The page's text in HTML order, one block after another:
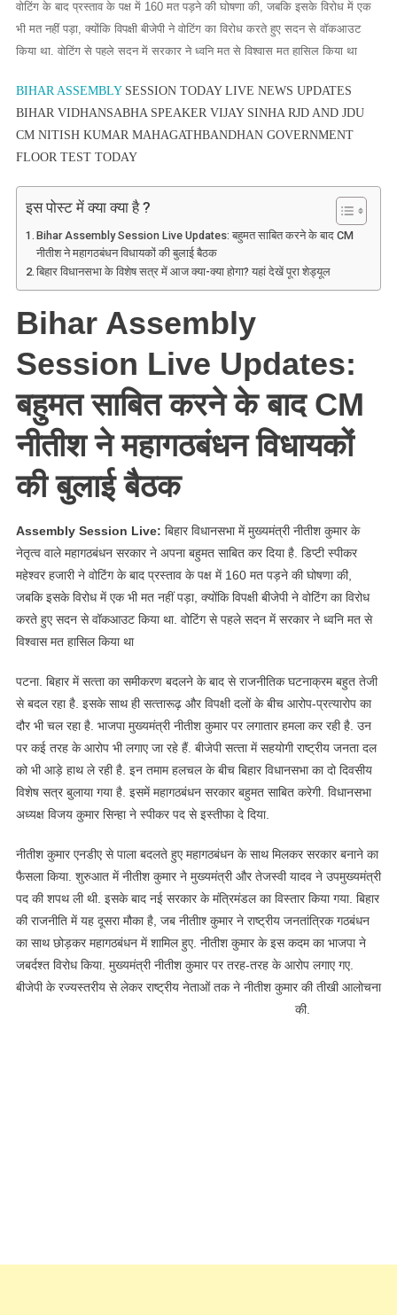
Live
Updates:
बहुमत
करने
के
बाद
ने
महागठबंधन
विधायकों
बुलाई
बैठक
वोटिंग के बाद प्रस्ताव के पक्ष में 160 मत पड़ने की घोषणा की, जबकि इसके विरोध में एक
भी मत नहीं पड़ा, क्योंकि विपक्षी बीजेपी ने वोटिंग का विरोध करते हुए सदन से वॉकआउट
किया था. वोटिंग से पहले सदन में सरकार ने ध्वनि मत से विश्वास मत हासिल किया था
BIHAR ASSEMBLYSESSION TODAY LIVE NEWS UPDATES
BIHAR VIDHANSABHA SPEAKER VIJAY SINHA RJD AND JDU
CM NITISH KUMAR MAHAGATHBANDHAN GOVERNMENT
FLOOR TEST TODAY
इस पोस्ट में क्या क्या है ?
Bihar Assembly Session Live Updates: बहुमत साबित करने के बाद CM
नीतीश ने महागठबंधन विधायकों की बुलाई बैठक
बिहार विधानसभा के विशेष सत्र में आज क्‍या-क्‍या होगा? यहां देखें पूरा शेड्यूल
Bihar Assembly
Session Live Updates:
बहुमत साबित करने के बाद CM
नीतीश ने महागठबंधन विधायकों
की बुलाई बैठक
Assembly Session Live: बिहार विधानसभा में मुख्यमंत्री नीतीश कुमार के
नेतृत्व वाले महागठबंधन सरकार ने अपना बहुमत साबित कर दिया है. डिप्टी स्पीकर
महेश्वर हजारी ने वोटिंग के बाद प्रस्ताव के पक्ष में 160 मत पड़ने की घोषणा की,
जबकि इसके विरोध में एक भी मत नहीं पड़ा, क्योंकि विपक्षी बीजेपी ने वोटिंग का विरोध
करते हुए सदन से वॉकआउट किया था. वोटिंग से पहले सदन में सरकार ने ध्वनि मत से
विश्वास मत हासिल किया था
पटना. बिहार में सत्‍ता का समीकरण बदलने के बाद से राजनीतिक घटनाक्रम बहुत तेजी
से बदल रहा है. इसके साथ ही सत्‍तारूढ़ और विपक्षी दलों के बीच आरोप-प्रत्‍यारोप का
दौर भी चल रहा है. भाजपा मुख्‍यमंत्री नीतीश कुमार पर लगातार हमला कर रही है. उन
पर कई तरह के आरोप भी लगाए जा रहे हैं. बीजेपी सत्‍ता में सहयोगी राष्‍ट्रीय जनता दल
को भी आड़े हाथ ले रही है. इन तमाम हलचल के बीच बिहार विधानसभा का दो दिवसीय
विशेष सत्र बुलाया गया है. इसमें महागठबंधन सरकार बहुमत साबित करेगी. विधानसभा
अध्‍यक्ष विजय कुमार सिन्‍हा ने स्‍पीकर पद से इस्‍तीफा दे दिया.
नीतीश कुमार एनडीए से पाला बदलते हुए महागठबंधन के साथ मिलकर सरकार बनाने का
फैसला किया. शुरुआत में नीतीश कुमार ने मुख्‍यमंत्री और तेजस्‍वी यादव ने उपमुख्‍यमंत्री
पद की शपथ ली थी. इसके बाद नई सरकार के मंत्रिमंडल का विस्‍तार किया गया. बिहार
की राजनीति में यह दूसरा मौका है, जब नीतीाश्‍ कुमार ने राष्‍ट्रीय जनतांत्रिक गठबंधन
का साथ छोड़कर महागठबंधन में शामिल हुए. नीतीश कुमार के इस कदम का भाजपा ने
जबर्दश्‍त विरोध किया. मुख्‍यमंत्री नीतीश कुमार पर तरह-तरह के आरोप लगाए गए.
बीजेपी के रज्‍यस्‍तरीय से लेकर राष्‍ट्रीय नेताओं तक ने नीतीश कुमार की तीखी आलोचना
की.